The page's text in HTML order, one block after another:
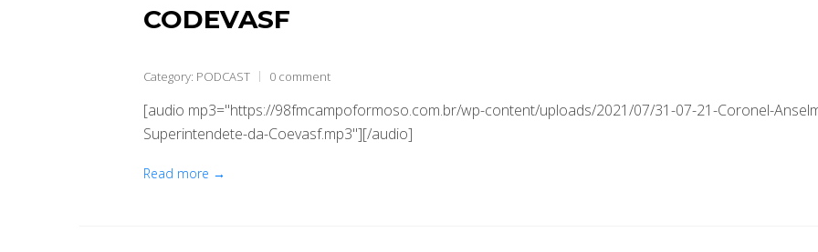
CODEVASF
Category: PODCAST 0 comment
[audio mp3="https://98fmcampoformoso.com.br/wp-content/uploads/2021/07/31-07-21-Coronel-
Superintendete-da-Coevasf.mp3"][/audio]
Read more →